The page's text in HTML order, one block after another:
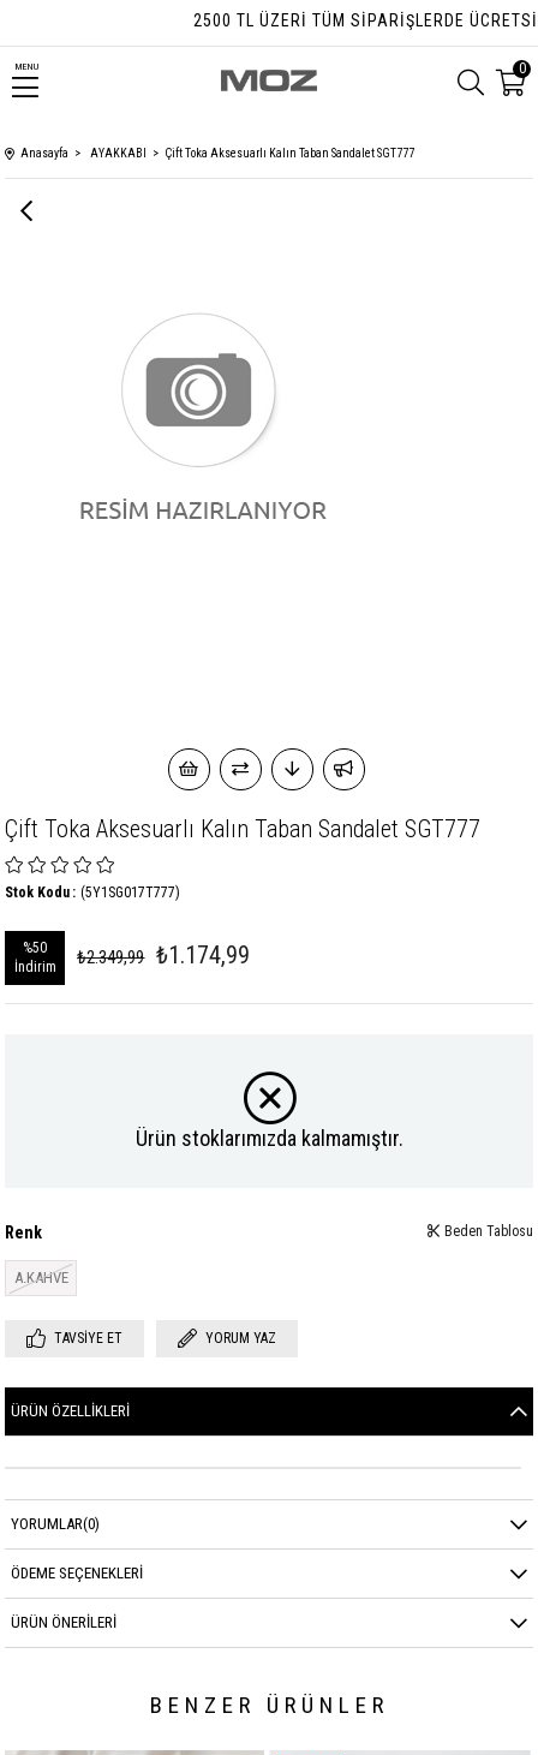
2500 TL ÜZERI TÜM SIPARIŞLERDE ÜCRETSIZ
MENU 0
Anasayfa AYAKKABI Çift Toka Aksesuarlı Kalın Taban Sandalet SGT777
Çift Toka Aksesuarlı Kalın Taban Sandalet SGT777
(5Y1SG017T777)
Stok Kodu
%50
İndirim
₺2.349,99 ₺1.174,99
Ürün stoklarımızda kalmamıştır.
Renk
A.KAHVE
Beden Tablosu
TAVSIYE ET YORUM YAZ
ÜRÜN ÖZELLIKLERI
YORUMLAR(0)
ÖDEME SEÇENEKLERI
ÜRÜN ÖNERILERI
BENZER ÜRÜNLER